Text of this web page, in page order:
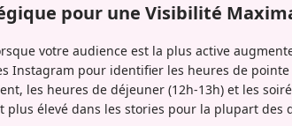
pour une Visibilité
votre audience est la plus active
Instagram pour identifier les heures de
les heures de déjeuner (12h-13h) et les
plus élevé dans les stories pour la plupart des